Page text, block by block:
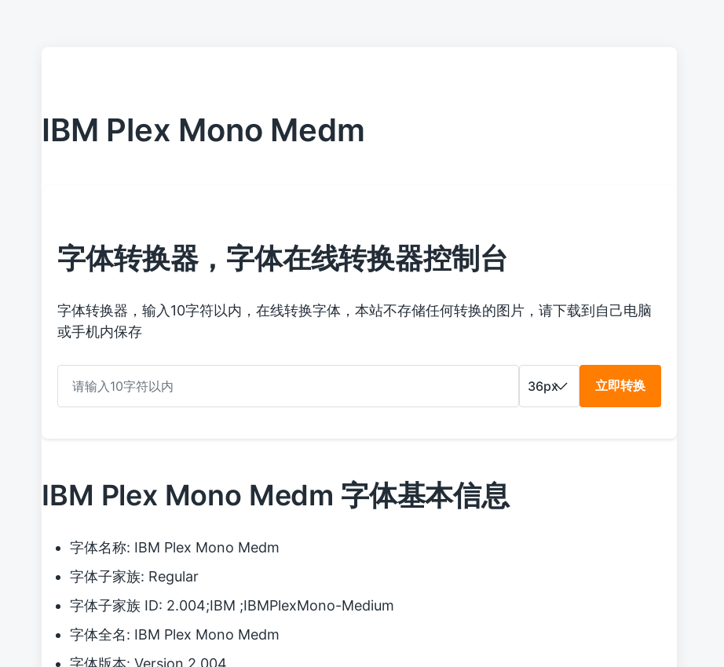
IBM Plex Mono Medm
字体转换器，字体在线转换器控制台
字体转换器，输入10字符以内，在线转换字体，本站不存储任何转换的图片，请下载到自己电脑
或手机内保存
立即转换
IBM Plex Mono Medm 字体基本信息
字体名称: IBM Plex Mono Medm
字体子家族: Regular
字体子家族 ID: 2.004;IBM ;IBMPlexMono-Medium
字体全名: IBM Plex Mono Medm
字体版本: Version 2.004